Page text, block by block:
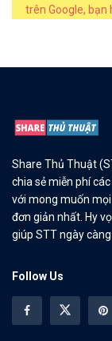
trên Google, bạn
Share Thủ Thuật
chia sẻ miễn phí
với mong muốn
đơn giản nhất. Hy
giúp STT ngày
Follow Us